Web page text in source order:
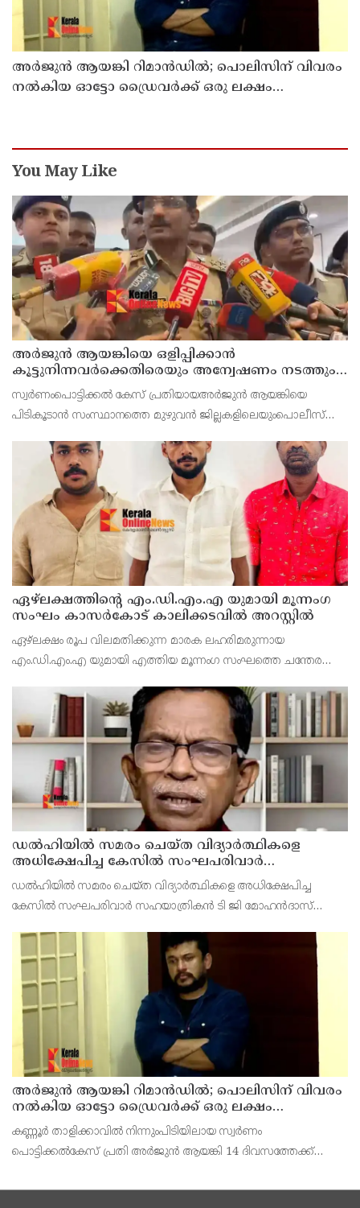
അര്‍ജുന്‍ ആയങ്കി റിമാന്‍ഡില്‍; പൊലിസിന് വിവരം
നൽകിയ ഓട്ടോ ഡ്രൈവർക്ക് ഒരു ലക്ഷം
You May Like
അർജുൻ ആയങ്കിയെ ഒളിപ്പിക്കാൻ
കൂട്ടുനിന്നവർക്കെതിരെയും അന്വേഷണം നടത്തും:
കണ്ണൂർ റേഞ്ച് ഡി. ഐ ജി കെ. കാർത്തിക്ക്
സ്വർണംപൊട്ടിക്കൽ കേസ് പ്രതിയായഅർജുൻ ആയങ്കിയെ
പിടികൂടാൻ സംസ്ഥാനത്തെ മുഴുവൻ ജില്ലകളിലെയുംപൊലീസ്
ഏഴ്ലക്ഷത്തിൻ്റെ എം.ഡി.എം.എ യുമായി മൂന്നംഗ
സംഘം കാസർകോട് കാലിക്കടവിൽ അറസ്റ്റിൽ
ഏഴ്ലക്ഷം രൂപ വിലമതിക്കുന്ന മാരക ലഹരിമരുന്നായ
എം.ഡി.എം.എ യുമായി എത്തിയ മൂന്നംഗ സംഘത്തെ ചന്തേര
സ്വദേശികളായ പി.എ അബ്ദുൾ സലാം , കെ.എച്ച് മുഹമ്മദ്
ഹുസൈൻ പി.എ അ
ഡൽഹിയിൽ സമരം ചെയ്ത വിദ്യാർത്ഥികളെ
അധിക്ഷേപിച്ച കേസില്‍ സംഘപരിവാർ
സഹയാത്രികൻ ടി ജി മോഹന്‍ദാസ് കസ്റ്റഡിയിൽ
ഡല്‍ഹിയില്‍ സമരം ചെയ്ത വിദ്യാര്‍ത്ഥികളെ അധിക്ഷേപിച്ച
കേസില്‍ സംഘപരിവാര്‍ സഹയാത്രികന്‍ ടി ജി മോഹന്‍ദാസ്
അര്‍ജുന്‍ ആയങ്കി റിമാന്‍ഡില്‍; പൊലിസിന് വിവരം
നൽകിയ ഓട്ടോ ഡ്രൈവർക്ക് ഒരു ലക്ഷം
പാരിതോഷികം നൽകുമെന്ന് മന്ത്രി
കണ്ണൂർ താളിക്കാവിൽ നിന്നുംപിടിയിലായ സ്വർണം
പൊട്ടിക്കൽകേസ് പ്രതി അര്‍ജുന്‍ ആയങ്കി 14 ദിവസത്തേക്ക്
മജിസ്‌ട്രേറ്റാണ് റിമാൻഡ് ചെയ്തത് പ്രതിയെ തലശേരി സബ്